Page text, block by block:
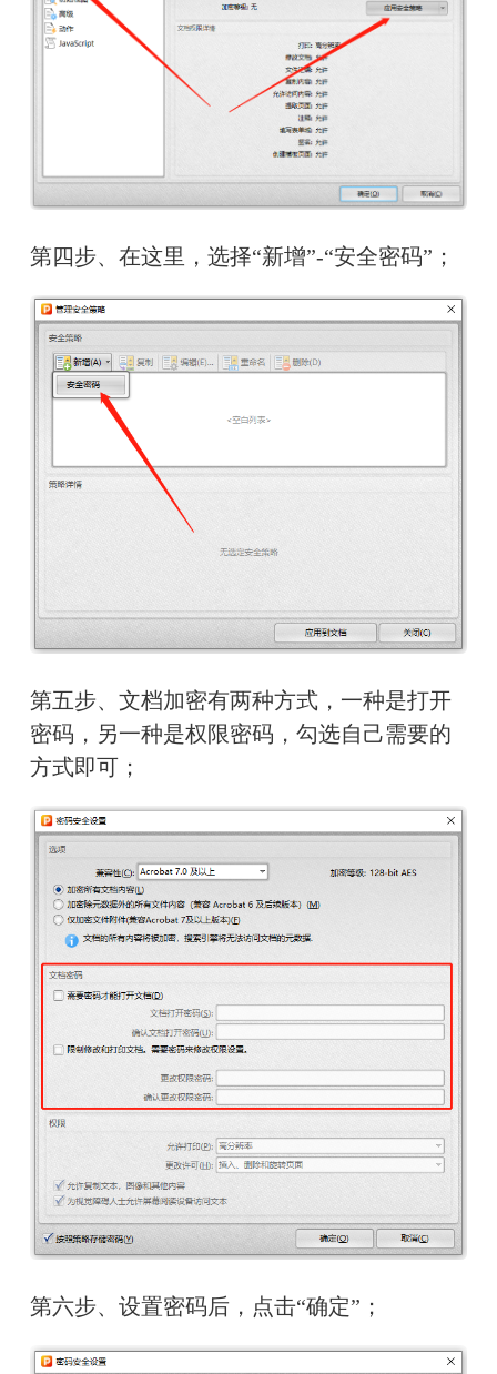
第四步、在这里，选择“新增”-“安全密码”；
第五步、文档加密有两种方式，一种是打开
密码，另一种是权限密码，勾选自己需要的
方式即可；
第六步、设置密码后，点击“确定”；